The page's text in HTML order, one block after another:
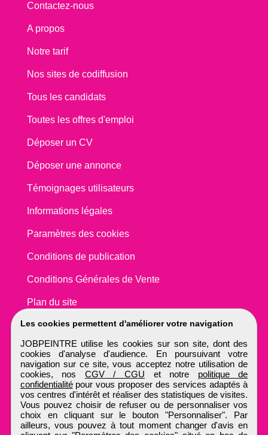
Les cookies permettent d'améliorer votre navigation
JOBPEINTRE utilise les cookies sur son site, dont des
cookies d'analyse d'audience. En poursuivant votre
navigation sur ce site, vous acceptez notre utilisation de
cookies, nos CGV / CGU et notre politique de
confidentialitépour vous proposer des services adaptés à
vos centres d'intérêt et réaliser des statistiques de visites.
Vous pouvez choisir de refuser ou de personnaliser vos
choix en cliquant sur le bouton "Personnaliser". Par
ailleurs, vous pouvez à tout moment changer d'avis en
Contactez-nous
A propos
Notre tarif
Nos sites de codiffusion
Tous les candidats
Toutes les offres d'emploi
Déposer un CV
Déposer une annonce
Témoignages utilisateurs
Informations légales
Paramètres des cookies
Conditions de publication
Conditions Générales de Vente
Plan du site